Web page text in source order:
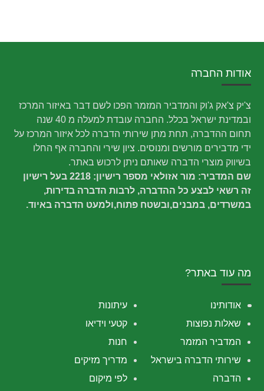
אודות החברה
צ'יק צ'אק ג'וק והמדביר המזמר הפכו לשם דבר באיזור המרכז
ובמדינת ישראל בכלל. החברה עובדת למעלה מ 40 שנה
תחום ההדברה, תחת מתן שירותי הדברה לכל איזור המרכז על
ידי מדבירים מורשים ומנוסים. ציון שירי והחברה אף החלו
בשיווק מוצרי הדברה שאותם ניתן לרכוש באתר.
שם המדביר: מור אזולאי מספר רישיון: 2218 בעל רישיון
זה רשאי לבצע כל ההדברה, לרבות הדברה בדירות,
במשרדים, במבנים,ובשטח פתוח,ולמעט הדברה באיוד.
מה עוד באתר?
עיתונות
אודותינו
קטעי וידיאו
שאלות נפוצות
חנות
המדביר המזמר
מדריך מזיקים
שירותי הדברה בישראל
לפי מיקום
הדברה